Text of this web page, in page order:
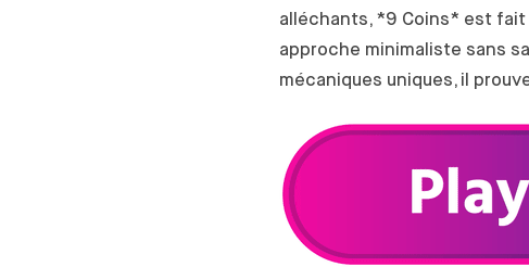
alléchants, *9 Coins* est fait
approche minimaliste sans
mécaniques uniques, il